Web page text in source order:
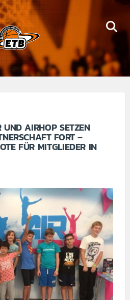
AIRHOP SETZEN
FORT –
FÜR MITGLIEDER IN